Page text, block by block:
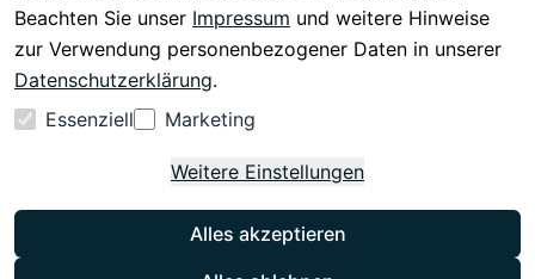
Beachten Sie unser Impressum und weitere Hinweise
zur Verwendung personenbezogener Daten in unserer
Datenschutzerklärung.
Essenziell
Marketing
Weitere Einstellungen
Alles akzeptieren
Vertrag
widerrufen
Instagram